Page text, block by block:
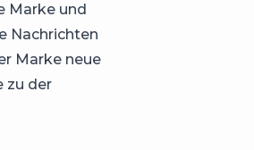
Marke und
Nachrichten
Marke neue
zu der